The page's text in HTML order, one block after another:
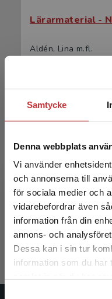
Samtycke
Denna webbplats
Vi använder
och annonserna till
för sociala medier och
vidarebefordrar även
information från din
annons- och
Dessa kan i sin tur
information som du har
Det verkar som att
studentlitteratur.se
Lärarmaterial -
Aldén, Lina m.fl.
Aldén, Lina m.fl.
366 krinkl. moms
Exkl. moms: 345 kr